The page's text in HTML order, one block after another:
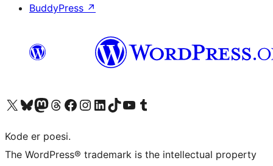
BuddyPress ↗
Besøg vores X (tidligere Twitter) konto
Besøg vores Bluesky-konto
Besøg vores Mastodon konto
Besøg vores Threads-konto
Besøg vores Facebook sideBesøg vores Instagram konto
Besøg vores LinkedIn konto
Besøg vores TikTok-konto
Besøg vores YouTube-kanalBesøg vores Tumblr-konto
Kode er poesi.
The WordPress® trademark is the intellectual property